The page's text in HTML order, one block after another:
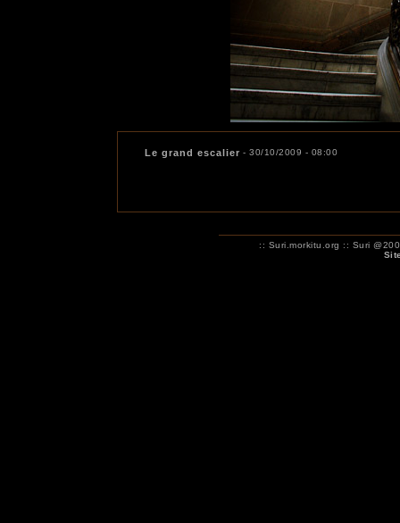
Le grand escalier - 30/10/2009 - 08:00
:: Suri.morkitu.org :: Suri